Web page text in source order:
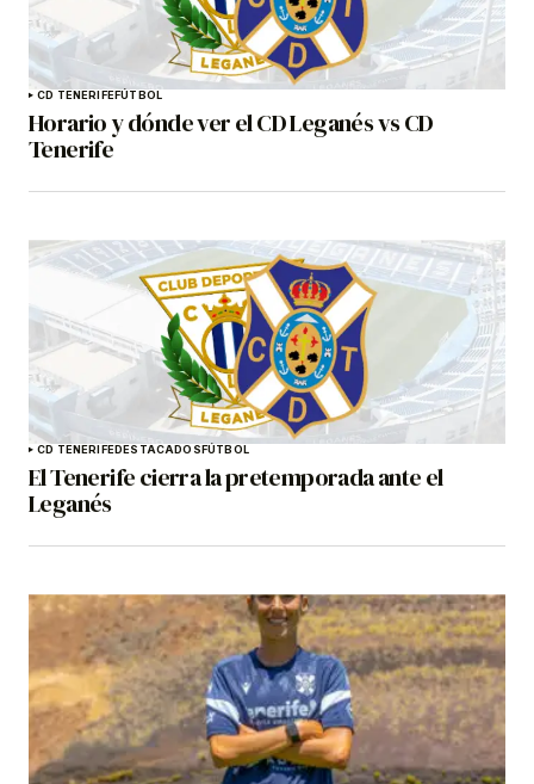
CD TENERIFEFÚTBOL
Horario y dónde ver el CD Leganés vs CD
Tenerife
CD TENERIFEDESTACADOSFÚTBOL
El Tenerife cierra la pretemporada ante el
Leganés